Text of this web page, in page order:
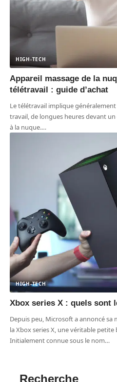
HIGH-TECH
Appareil massage de la
télétravail : guide d’achat
Le télétravail implique
travail, de longues heures devant
à la nuque.…
HIGH-TECH
Xbox series X : quels sont
Depuis peu, Microsoft a annoncé
la Xbox series X, une véritable
Initialement connue sous le nom…
Recherche